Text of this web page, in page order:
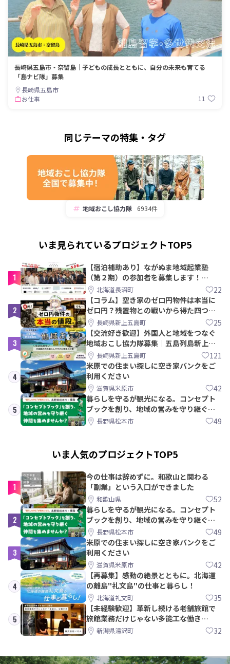
長崎県五島市・奈留島｜子どもの成長とともに、自分の未来も育てる
「島ナビ隊」募集
長崎県五島市
お仕事
11
同じテーマの特集・タグ
地域おこし協力隊 6934件
いま見られているプロジェクトTOP5
1
【宿泊補助あり】ながぬま地域起業塾
（第２期）の参加者を募集します！
【8/21〆】
北海道長沼町 22
2
【コラム】空き家のゼロ円物件は本当に
ゼロ円？残置物との戦いから得た四つの
教訓｜新上五島町
長崎県新上五島町 25
3
【交流好き歓迎】外国人と地域をつなぐ
地域おこし協力隊募集｜五島列島新上五
島町長崎県新上五島町 121
4
米原での住まい探しに空き家バンクをご
利用ください
滋賀県米原市 42
5
暮らしを守るが観光になる。コンセプト
ブックを創り、地域の営みを守り継ぐ仲
間を集めませんか？
長野県松本市 49
いま人気のプロジェクトTOP5
1
今の仕事は辞めずに。和歌山と関わる
「副業」という入口ができました
和歌山県 52
2
暮らしを守るが観光になる。コンセプト
ブックを創り、地域の営みを守り継ぐ仲
間を集めませんか？
長野県松本市 49
3
米原での住まい探しに空き家バンクをご
利用ください
滋賀県米原市 42
4
【再募集】感動の絶景とともに。北海道
の離島"礼文島"の仕事と暮らし！
北海道礼文町 35
5
【未経験歓迎】革新し続ける老舗旅館で
旅館業務だけじゃない多能工な働き
方。 株式会社いせん
新潟県湯沢町 32